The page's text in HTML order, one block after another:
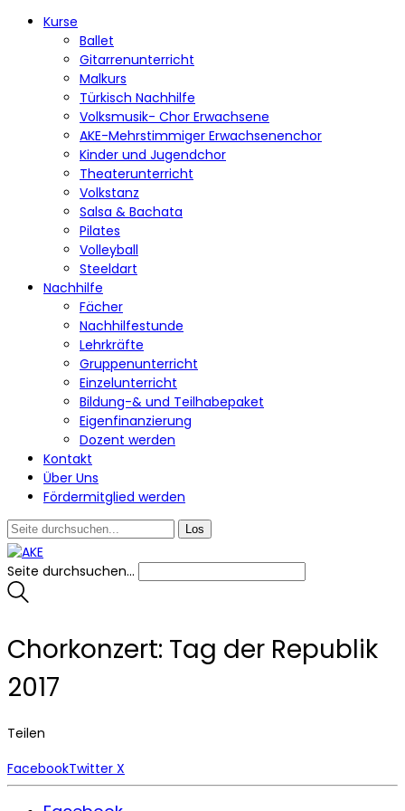
Kurse
Ballet
Gitarrenunterricht
Malkurs
Türkisch Nachhilfe
Volksmusik- Chor Erwachsene
AKE-Mehrstimmiger Erwachsenenchor
Kinder und Jugendchor
Theaterunterricht
Volkstanz
Salsa & Bachata
Pilates
Volleyball
Steeldart
Nachhilfe
Fächer
Nachhilfestunde
Lehrkräfte
Gruppenunterricht
Einzelunterricht
Bildung-& und Teilhabepaket
Eigenfinanzierung
Dozent werden
Kontakt
Über Uns
Fördermitglied werden
Seite durchsuchen...
Chorkonzert: Tag der Republik
2017
Teilen
FacebookTwitter X